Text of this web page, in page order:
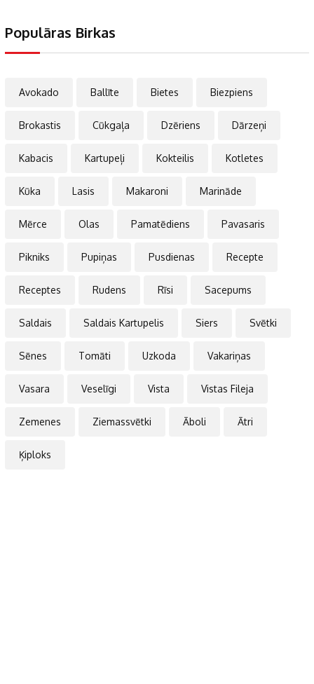
Populāras Birkas
Avokado Ballīte Bietes Biezpiens
Brokastis Cūkgaļa Dzēriens Dārzeņi
Kabacis Kartupeļi Kokteilis Kotletes
Kūka Lasis Makaroni Marināde
Mērce Olas Pamatēdiens Pavasaris
Pikniks Pupiņas Pusdienas Recepte
Receptes Rudens Rīsi Sacepums
Saldais Saldais Kartupelis Siers Svētki
Sēnes Tomāti Uzkoda Vakariņas
Vasara Veselīgi Vista Vistas Fileja
Zemenes Ziemassvētki Āboli Ātri
Ķiploks